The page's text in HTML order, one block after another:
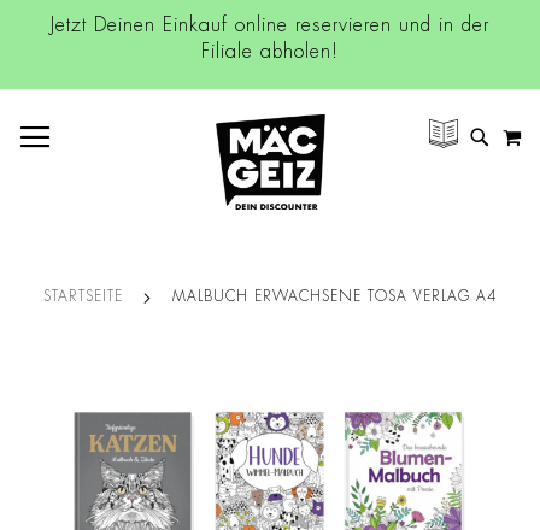
Jetzt Deinen Einkauf online reservieren und in der
Filiale abholen!
SUCHE
STARTSEITE MALBUCH ERWACHSENE TOSA VERLAG A4
Bildgalerie